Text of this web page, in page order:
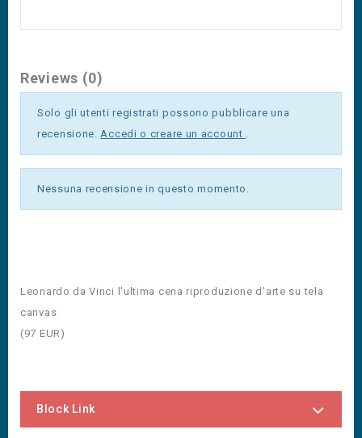
Reviews (0)
Solo gli utenti registrati possono pubblicare una
recensione.Accedi o creare un account .
Nessuna recensione in questo momento.
Leonardo da Vinci l'ultima cena riproduzione d'arte su tela
canvas
(97 EUR )
Block Link